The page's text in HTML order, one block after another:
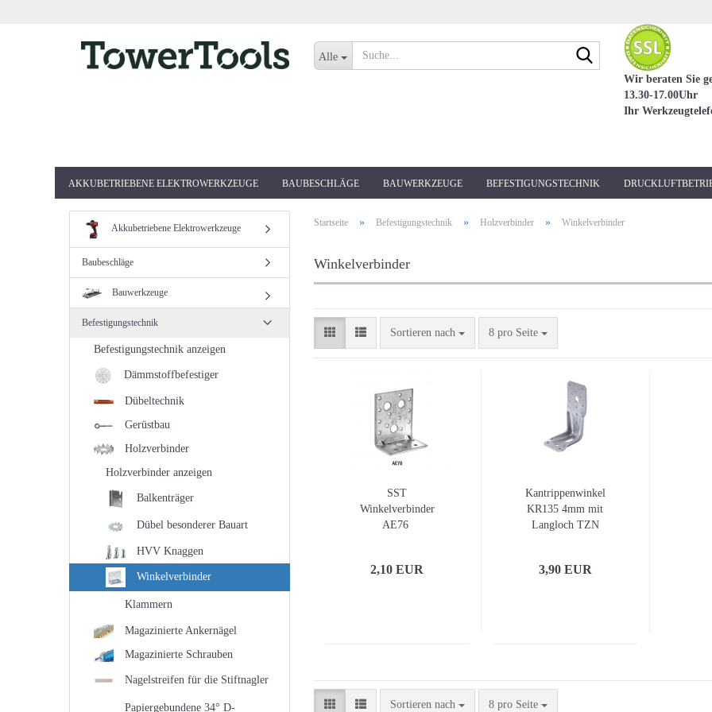
Alle
Suche...
Wir beraten Sie
13.30-17.00Uhr
Ihr
AKKUBETRIEBENE ELEKTROWERKZEUGE BAUBESCHLÄGE BAUWERKZEUGE BEFESTIGUNGSTECHNIK
Startseite » Befestigungstechnik » Holzverbinder » Winkelverbinder
Winkelverbinder
Sortieren nach
Sortieren nach 8 pro Seite
pro Seite
SST
Winkelverbinder
AE76
2,10 EUR
Kantrippenwinkel
KR135 4mm mit
Langloch TZN
3,90 EUR
Sortieren nach
Sortieren nach 8 pro Seite
pro Seite
Akkubetriebene Elektrowerkzeuge
Baubeschläge
Bauwerkzeuge
Befestigungstechnik
Befestigungstechnik anzeigen
Dämmstoffbefestiger
Dübeltechnik
Gerüstbau
Holzverbinder
Holzverbinder anzeigen
Balkenträger
Dübel besonderer Bauart
HVV Knaggen
Winkelverbinder
Klammern
Magazinierte Ankernägel
Magazinierte Schrauben
Nagelstreifen für die Stiftnagler
Papiergebundene 34° D-